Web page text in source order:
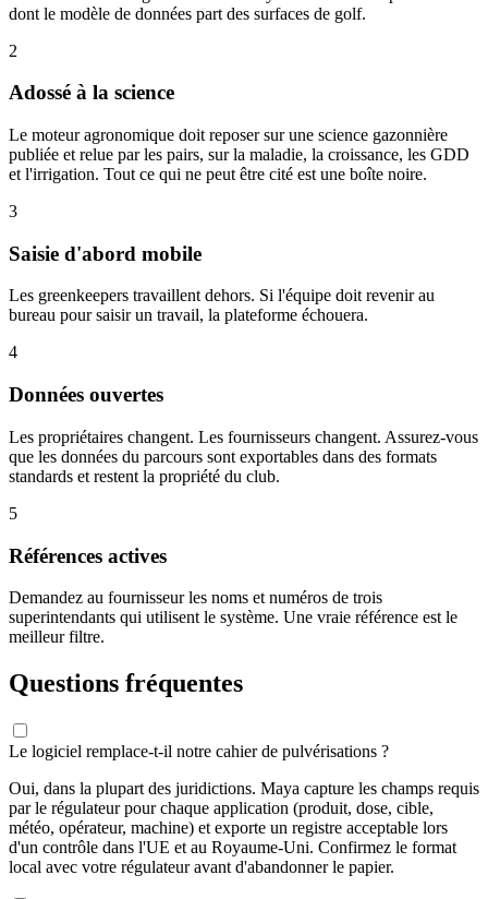
dont le modèle de données part des surfaces de golf.
2
Adossé à la science
Le moteur agronomique doit reposer sur une science gazonnière
publiée et relue par les pairs, sur la maladie, la croissance, les GDD
et l'irrigation. Tout ce qui ne peut être cité est une boîte noire.
3
Saisie d'abord mobile
Les greenkeepers travaillent dehors. Si l'équipe doit revenir au
bureau pour saisir un travail, la plateforme échouera.
4
Données ouvertes
Les propriétaires changent. Les fournisseurs changent. Assurez-vous
que les données du parcours sont exportables dans des formats
standards et restent la propriété du club.
5
Références actives
Demandez au fournisseur les noms et numéros de trois
superintendants qui utilisent le système. Une vraie référence est le
meilleur filtre.
Questions fréquentes
Le logiciel remplace-t-il notre cahier de pulvérisations ?
Oui, dans la plupart des juridictions. Maya capture les champs requis
par le régulateur pour chaque application (produit, dose, cible,
météo, opérateur, machine) et exporte un registre acceptable lors
d'un contrôle dans l'UE et au Royaume-Uni. Confirmez le format
local avec votre régulateur avant d'abandonner le papier.